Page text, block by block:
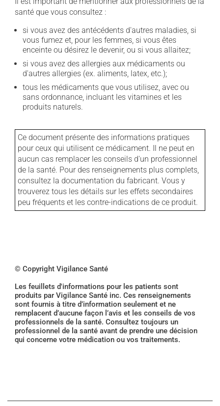
santé que vous consultez :
si vous avez des antécédents d'autres maladies, si
vous fumez et, pour les femmes, si vous êtes
enceinte ou désirez le devenir, ou si vous allaitez;
si vous avez des allergies aux médicaments ou
d'autres allergies (ex. aliments, latex, etc.);
tous les médicaments que vous utilisez, avec ou
sans ordonnance, incluant les vitamines et les
produits naturels.
Ce document présente des informations pratiques
pour ceux qui utilisent ce médicament. Il ne peut en
aucun cas remplacer les conseils d'un professionnel
de la santé. Pour des renseignements plus complets,
consultez la documentation du fabricant. Vous y
trouverez tous les détails sur les effets secondaires
peu fréquents et les contre-indications de ce produit.
© Copyright Vigilance Santé
Les feuillets d'informations pour les patients sont
produits par Vigilance Santé inc. Ces renseignements
sont fournis à titre d’information seulement et ne
remplacent d’aucune façon l’avis et les conseils de vos
professionnels de la santé. Consultez toujours un
professionnel de la santé avant de prendre une décision
qui concerne votre médication ou vos traitements.